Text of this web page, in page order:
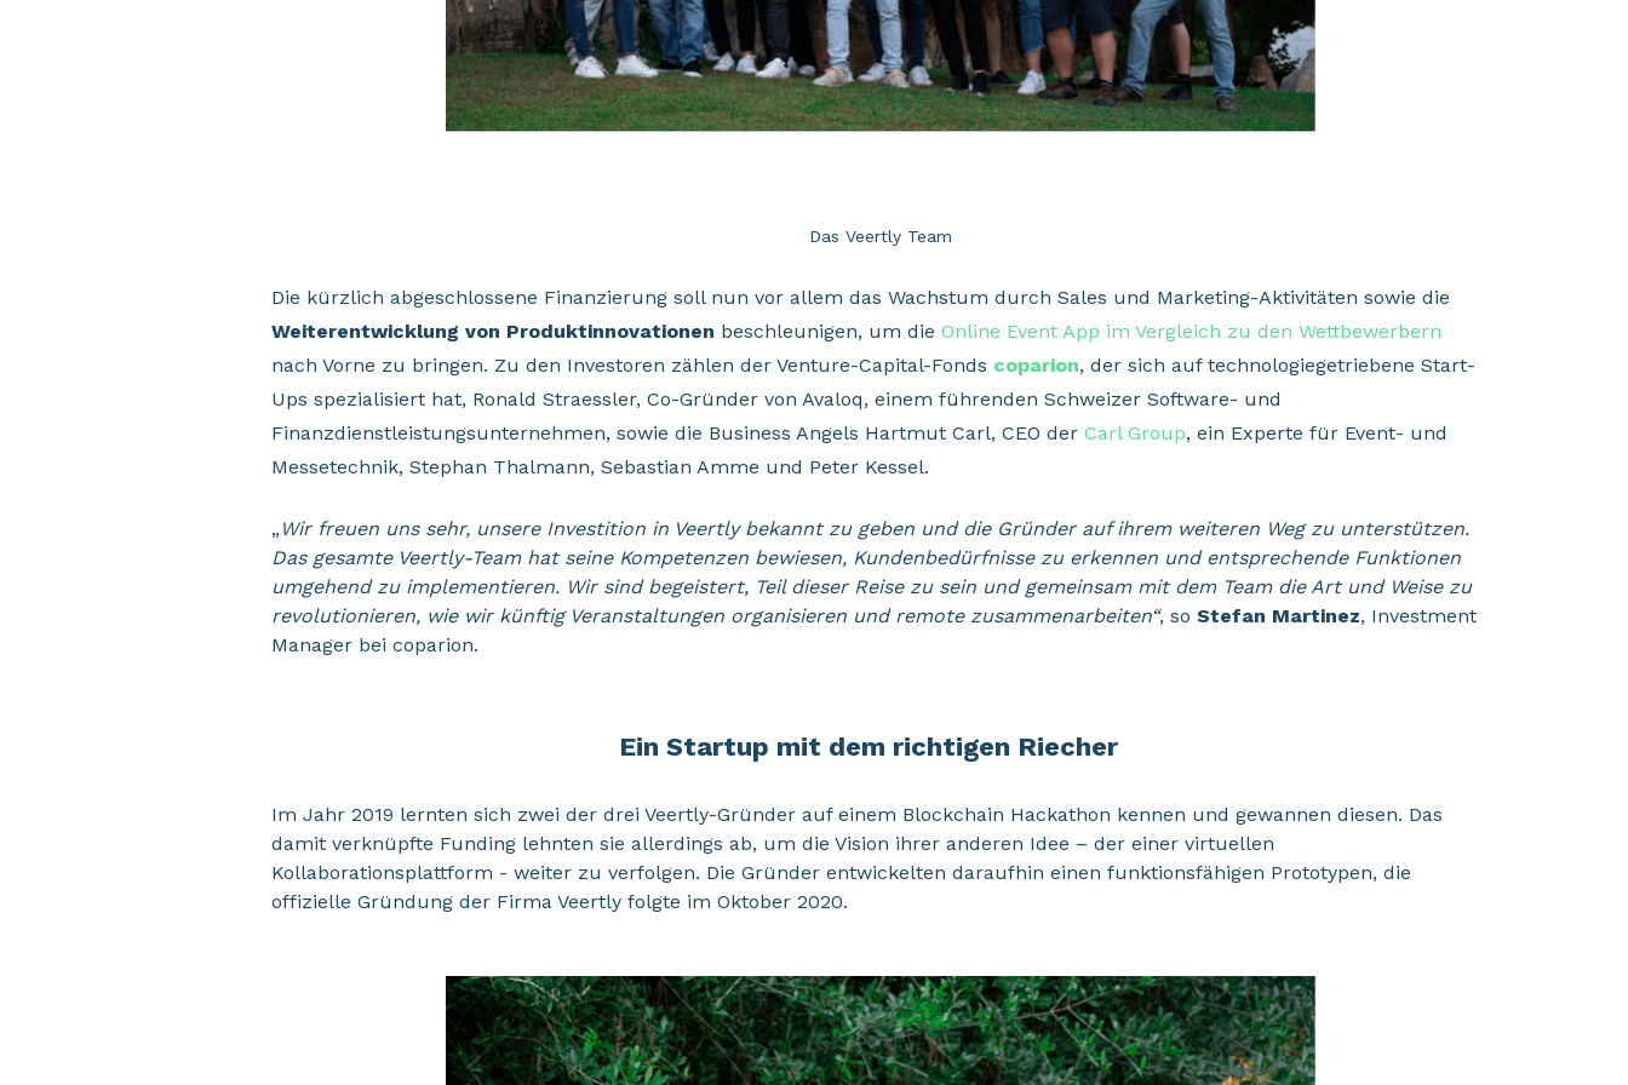
Das Veertly Team
Die kürzlich abgeschlossene Finanzierung soll nun vor allem das Wachstum durch Sales und Marketing-Aktivitäten sowie die
Weiterentwicklung von Produktinnovationen beschleunigen, um die Online Event App im Vergleich zu den Wettbewerbern
nach Vorne zu bringen. Zu den Investoren zählen der Venture-Capital-Fonds coparion, der sich auf technologiegetriebene Start-
Ups spezialisiert hat, Ronald Straessler, Co-Gründer von Avaloq, einem führenden Schweizer Software- und
Finanzdienstleistungsunternehmen, sowie die Business Angels Hartmut Carl, CEO der Carl Group, ein Experte für Event- und
Messetechnik, Stephan Thalmann, Sebastian Amme und Peter Kessel.
„Wir freuen uns sehr, unsere Investition in Veertly bekannt zu geben und die Gründer auf ihrem weiteren Weg zu unterstützen.
Das gesamte Veertly-Team hat seine Kompetenzen bewiesen, Kundenbedürfnisse zu erkennen und entsprechende Funktionen
umgehend zu implementieren. Wir sind begeistert, Teil dieser Reise zu sein und gemeinsam mit dem Team die Art und Weise zu
revolutionieren, wie wir künftig Veranstaltungen organisieren und remote zusammenarbeiten“, so Stefan Martinez, Investment
Manager bei coparion.
Ein Startup mit dem richtigen Riecher
Im Jahr 2019 lernten sich zwei der drei Veertly-Gründer auf einem Blockchain Hackathon kennen und gewannen diesen. Das
damit verknüpfte Funding lehnten sie allerdings ab, um die Vision ihrer anderen Idee – der einer virtuellen
Kollaborationsplattform - weiter zu verfolgen. Die Gründer entwickelten daraufhin einen funktionsfähigen Prototypen, die
offizielle Gründung der Firma Veertly folgte im Oktober 2020.